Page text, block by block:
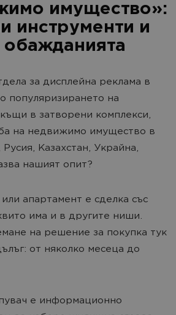
имущество»:
инструменти и
обажданията
за дисплейна реклама в
популяризирането на
в затворени комплекси,
на недвижимо имущество в
Казахстан, Украйна,
нашият опит?
апартамент е сделка със
има и в другите ниши.
на решение за покупка тук
от няколко месеца до
е информационно